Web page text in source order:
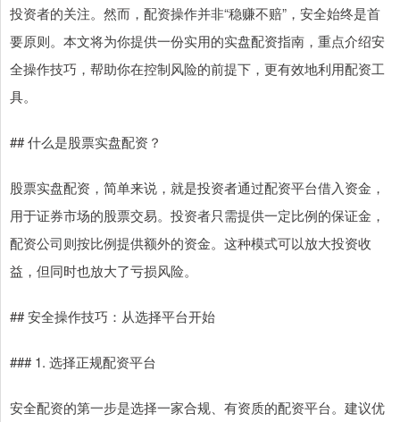
投资者的关注。然而，配资操作并非“稳赚不赔”，安全始终是首
要原则。本文将为你提供一份实用的实盘配资指南，重点介绍安
全操作技巧，帮助你在控制风险的前提下，更有效地利用配资工
具。
## 什么是股票实盘配资？
股票实盘配资，简单来说，就是投资者通过配资平台借入资金，
用于证券市场的股票交易。投资者只需提供一定比例的保证金，
配资公司则按比例提供额外的资金。这种模式可以放大投资收
益，但同时也放大了亏损风险。
## 安全操作技巧：从选择平台开始
### 1. 选择正规配资平台
安全配资的第一步是选择一家合规、有资质的配资平台。建议优